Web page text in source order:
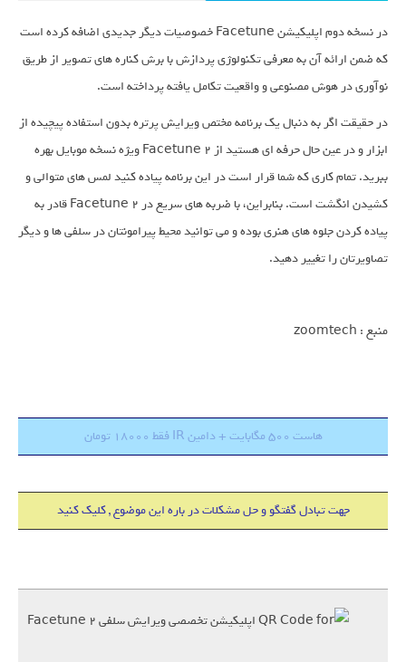
در نسخه دوم اپلیکیشن Facetune خصوصیات دیگر جدیدی اضافه کرده است
که ضمن ارائه آن به معرفی تکنولوژی پردازش با برش کناره های تصویر از طریق
نوآوری در هوش مصنوعی و واقعیت تکامل یافته پرداخته است.
در حقیقت اگر به دنبال یک برنامه مختص ویرایش پرتره بدون استفاده پیچیده از
ابزار و در عین حال حرفه ای هستید از Facetune 2 ویژه نسخه موبایل بهره
ببرید. تمام کاری که شما قرار است در این برنامه پیاده کنید لمس های متوالی و
کشیدن انگشت است. بنابراین، با ضربه های سریع در Facetune 2 قادر به
پیاده کردن جلوه های هنری بوده و می توانید محیط پیرامونتان در سلفی ها و دیگر
تصاویرتان را تغییر دهید.
منبع : zoomtech
هاست 500 مگابایت + دامین IR فقط 18000 تومان
جهت تبادل گفتگو و حل مشکلات در باره این موضوع , کلیک کنید